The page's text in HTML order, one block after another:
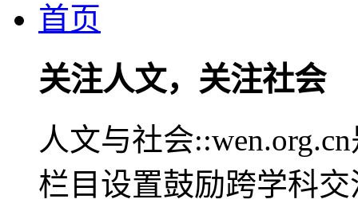
首页
关注人文，关注社会
人文与社会
栏目设置鼓励跨学科